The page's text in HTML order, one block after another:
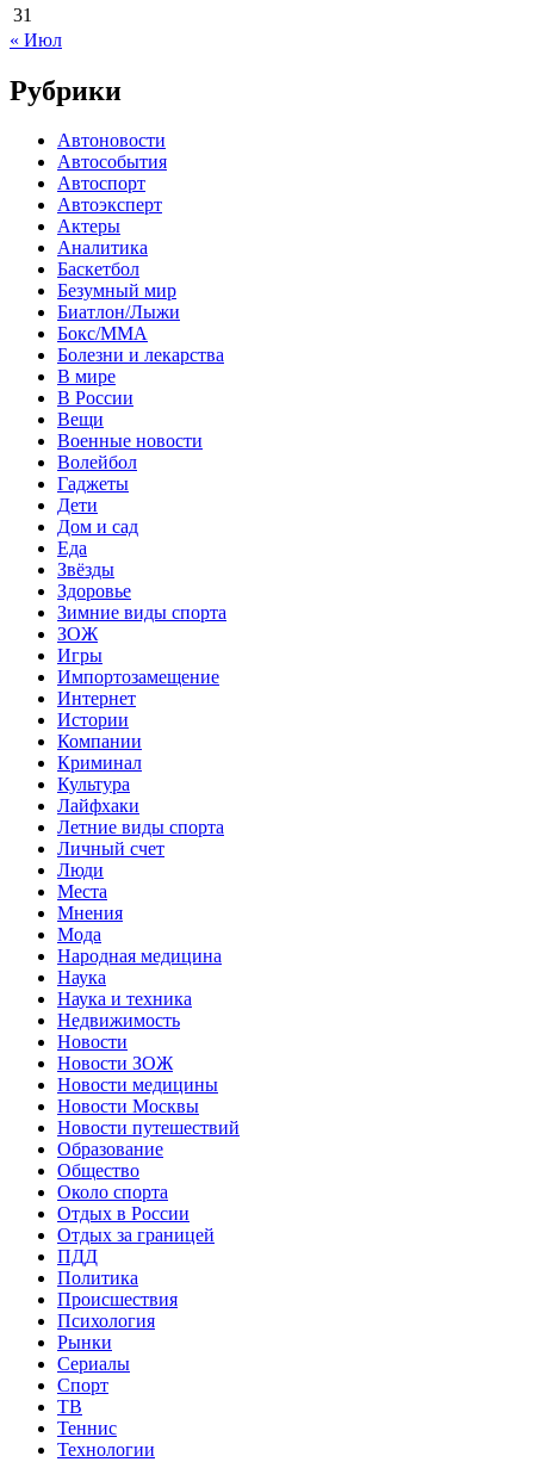
31
« Июл
Рубрики
Автоновости
Автособытия
Автоспорт
Автоэксперт
Актеры
Аналитика
Баскетбол
Безумный мир
Биатлон/Лыжи
Бокс/MMA
Болезни и лекарства
В мире
В России
Вещи
Военные новости
Волейбол
Гаджеты
Дети
Дом и сад
Еда
Звёзды
Здоровье
Зимние виды спорта
ЗОЖ
Игры
Импортозамещение
Интернет
Истории
Компании
Криминал
Культура
Лайфхаки
Летние виды спорта
Личный счет
Люди
Места
Мнения
Мода
Народная медицина
Наука
Наука и техника
Недвижимость
Новости
Новости ЗОЖ
Новости медицины
Новости Москвы
Новости путешествий
Образование
Общество
Около спорта
Отдых в России
Отдых за границей
ПДД
Политика
Происшествия
Психология
Рынки
Сериалы
Спорт
ТВ
Теннис
Технологии